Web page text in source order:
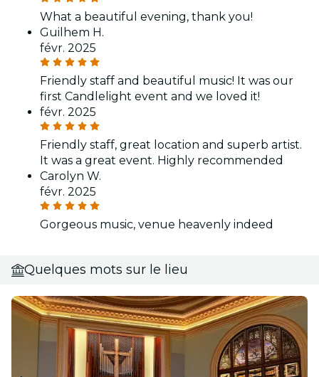
What a beautiful evening, thank you!
Guilhem H.
févr. 2025
Friendly staff and beautiful music! It was our
first Candlelight event and we loved it!
févr. 2025
Friendly staff, great location and superb artist.
It was a great event. Highly recommended
Carolyn W.
févr. 2025
Gorgeous music, venue heavenly indeed
Quelques mots sur le lieu